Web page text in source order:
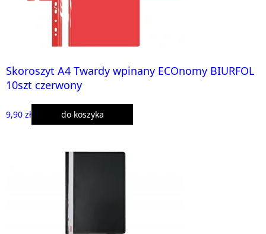
Skoroszyt A4 Twardy wpinany ECOnomy BIURFOL
10szt czerwony
9,90 zł do koszyka